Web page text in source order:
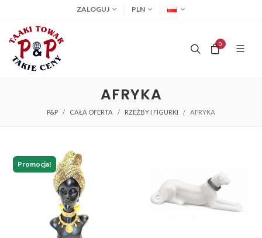
ZALOGUJ PLN
0
AFRYKA
P&P CAŁA OFERTA RZEŹBY I FIGURKI AFRYKA
Promocja!